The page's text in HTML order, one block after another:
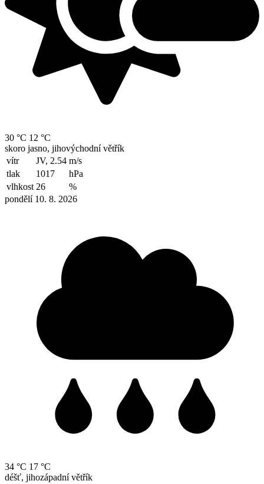
30 °C 12 °C
skoro jasno, jihovýchodní větřík
vítr
JV, 2.54 m/s
tlak
1017
hPa
vlhkost 26
%
pondělí 10. 8. 2026
34 °C 17 °C
déšť, jihozápadní větřík